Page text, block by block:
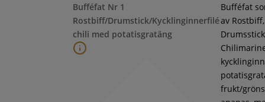
Bufféfat Nr 1
Rostbiff/Drumstick/Kycklinginnerfilé
chili med potatisgratäng
Bufféfat
av Rostbiff,
frukt/